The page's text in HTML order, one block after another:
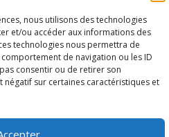
nous utilisons des technologies
et/ou accéder aux informations des
technologies nous permettra de
de navigation ou les ID
consentir ou de retirer son
sur certaines caractéristiques et
d’emploi (SAACE)
:quels indicateurs